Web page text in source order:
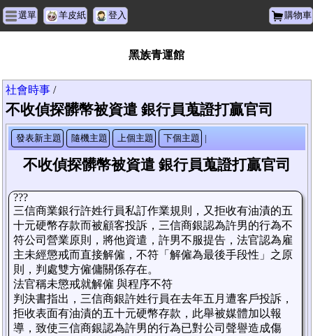
選單 羊皮紙 登入 購物車
黑族青運館
社會時事 /
不收偵探髒幣被資遣 銀行員蒐證打贏官司
發表新主題 隨機主題 上個主題 下個主題 |
不收偵探髒幣被資遣 銀行員蒐證打贏官司
???
三信商業銀行許姓行員私訂作業規則，又拒收有油漬的五
十元硬幣存款而被顧客投訴，三信商銀認為許男的行為不
符公司營業原則，將他資遣，許男不服提告，法官認為雇
主未經懲戒而直接解僱，不符「解僱為最後手段性」之原
則，判處雙方僱傭關係存在。
法官稱未懲戒就解僱 與程序不符
判決書指出，三信商銀許姓行員在去年五月遭客戶投訴，
拒收表面有油漬的五十元硬幣存款，此舉被媒體加以報
導，致使三信商銀認為許男的行為已對公司聲譽造成傷